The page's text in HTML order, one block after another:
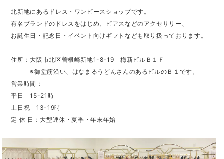
北新地にあるドレス・ワンピースショップです。
有名ブランドのドレスをはじめ、ピアスなどのアクセサリー、
お誕生日・記念日・イベント向けギフトなども取り扱っております。
住所：大阪市北区曽根崎新地1-8-19 梅新ビルＢ１Ｆ
※御堂筋沿い、はなまるうどんさんのあるビルのＢ１です。
営業時間：
平日 15-21時
土日祝 13-19時
定 休 日：大型連休・夏季・年末年始